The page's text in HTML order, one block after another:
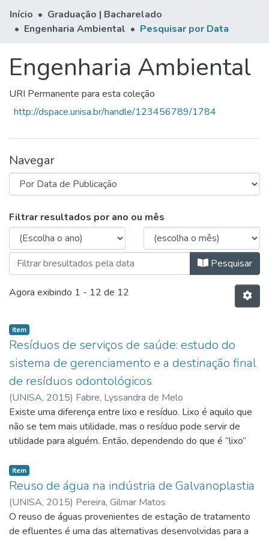
Início
Graduação | Bacharelado
Engenharia Ambiental
Pesquisar por Data
Engenharia Ambiental
URI Permanente para esta coleção
http://dspace.unisa.br/handle/123456789/1784
Navegar
Navegando Engenharia
Filtrar resultados por ano ou mês
Pesquisar
Agora exibindo 1 - 12 de 12
Item
Resíduos de serviços de saúde: estudo do
sistema de gerenciamento e a destinação final
de resíduos odontológicos
(UNISA, 2015) Fabre, Lyssandra de Melo
Existe uma diferença entre lixo e resíduo. Lixo é aquilo que
não se tem mais utilidade, mas o resíduo pode servir de
utilidade para alguém. Então, dependendo do que é “lixo”
No nosso dia a dia, fazemos várias atividades e a maioria
delas podem gerar resíduos, e eles são caracterizados
através de sua origem. Conforme a lei nº 12.305 (Política
Nacional de Resíduos Sólidos), todos estão sujeitos a essa
lei, que dispõe o gerenciamento dos resíduos sólidos. Os
Item
Reuso de água na indústria de Galvanoplastia
(UNISA, 2015) Pereira, Gilmar Matos
O reuso de águas provenientes de estação de tratamento
de efluentes é uma das alternativas desenvolvidas para a